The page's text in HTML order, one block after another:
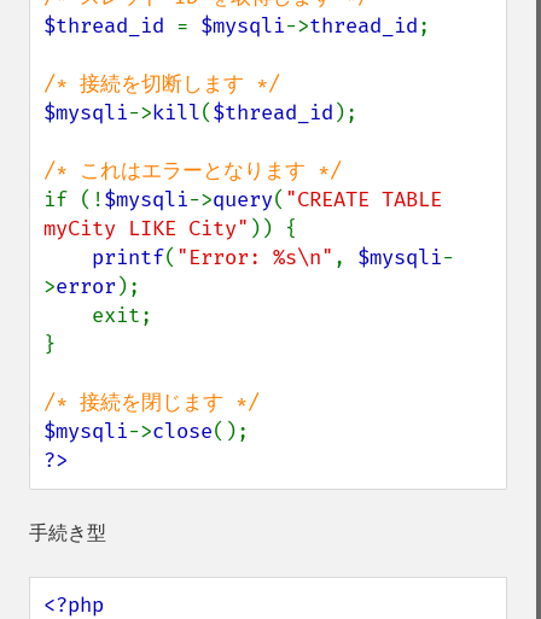
$thread_id = $mysqli->thread_id;
$mysqli->kill($thread_id );
if (!$mysqli->query( "CREATE TABLE
myCity LIKE City" )) {
printf( "Error: %s\n" , $mysqli-
>error );
}
$mysqli->close
?>
手続き型
<?php